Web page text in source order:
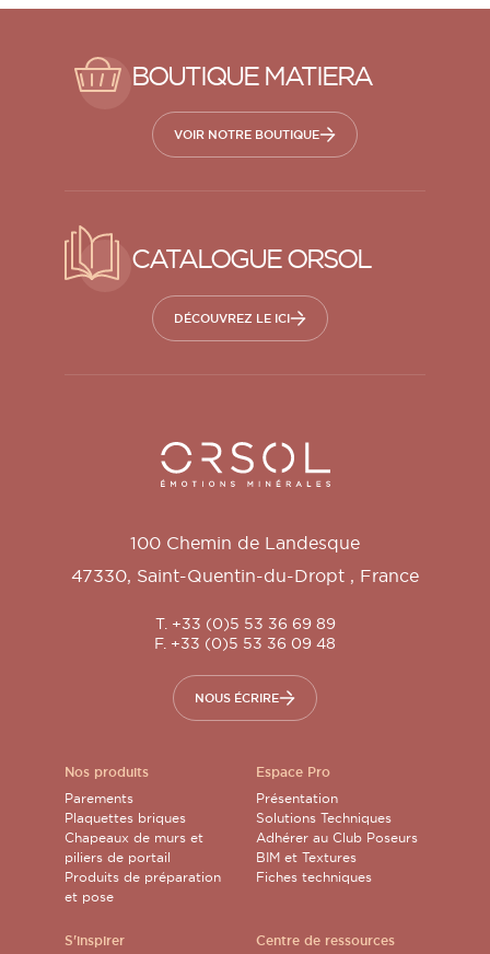
BOUTIQUE MATIERA
VOIR NOTRE BOUTIQUE
CATALOGUE ORSOL
DÉCOUVREZ LE ICI
Orsol S.A.
100 Chemin de Landesque
47330, Saint-Quentin-du-Dropt , France
T. +33 (0)5 53 36 69 89
F. +33 (0)5 53 36 09 48
NOUS ÉCRIRE
Nos produits
Parements
Plaquettes briques
Chapeaux de murs et
piliers de portail
Produits de préparation
et pose
S'inspirer
Espace Pro
Présentation
Solutions Techniques
Adhérer au Club Poseurs
BIM et Textures
Fiches techniques
Centre de ressources